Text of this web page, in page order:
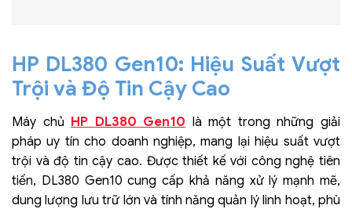
HP DL380 Gen10: Hiệu Suất Vượt
Trội và Độ Tin Cậy Cao
Máy chủ HP DL380 Gen10 là một trong những giải
pháp uy tín cho doanh nghiệp, mang lại hiệu suất vượt
trội và độ tin cậy cao. Được thiết kế với công nghệ tiên
tiến, DL380 Gen10 cung cấp khả năng xử lý mạnh mẽ,
dung lượng lưu trữ lớn và tính năng quản lý linh hoạt, phù